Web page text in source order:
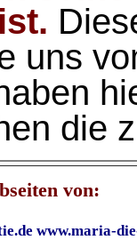
uns
die
von:
www.maria-